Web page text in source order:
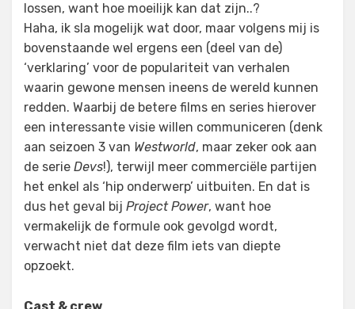
lossen, want hoe moeilijk kan dat zijn..?
Haha, ik sla mogelijk wat door, maar volgens mij is
bovenstaande wel ergens een (deel van de)
‘verklaring’ voor de populariteit van verhalen
waarin gewone mensen ineens de wereld kunnen
redden. Waarbij de betere films en series hierover
een interessante visie willen communiceren (denk
aan seizoen 3 van Westworld, maar zeker ook aan
de serie Devs!), terwijl meer commerciële partijen
het enkel als ‘hip onderwerp’ uitbuiten. En dat is
dus het geval bij Project Power, want hoe
vermakelijk de formule ook gevolgd wordt,
verwacht niet dat deze film iets van diepte
opzoekt.